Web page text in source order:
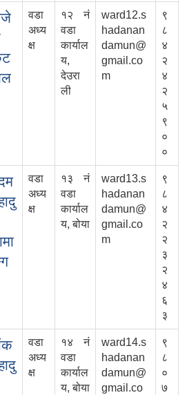
वडा
अध्य
क्ष
१२ नं
वडा
कार्याल
य,
देउरा
ली
ward12.s
hadanan
damun@
gmail.co
m
९
८
४
२
४
२
५
९
०
०
वडा
अध्य
क्ष
१३ नं
वडा
कार्याल
य, बोया
ward13.s
hadanan
damun@
gmail.co
m
९
८
४
२
२
३
२
४
६
३
वडा
अध्य
क्ष
१४ नं
वडा
कार्याल
य, बोया
ward14.s
hadanan
damun@
gmail.co
९
८
०
७